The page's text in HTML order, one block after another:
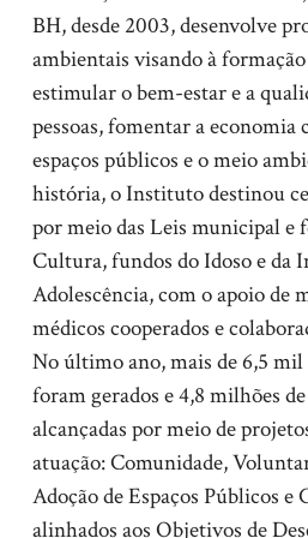
BH, desde 2003, desenvolve
ambientais visando à
estimular o bem-estar e a
pessoas, fomentar a
espaços públicos e o meio
história, o Instituto destinou
por meio das Leis municipal e
Cultura, fundos do Idoso e da
Adolescência, com o apoio de
médicos cooperados e
No último ano, mais de 6,5
foram gerados e 4,8 milhões
alcançadas por meio de
atuação: Comunidade,
Adoção de Espaços Públicos e
alinhados aos Objetivos de